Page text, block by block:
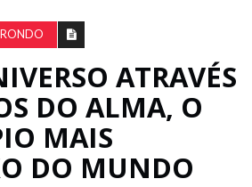
ATRAVÉS
DO ALMA, O
MAIS
DO MUNDO